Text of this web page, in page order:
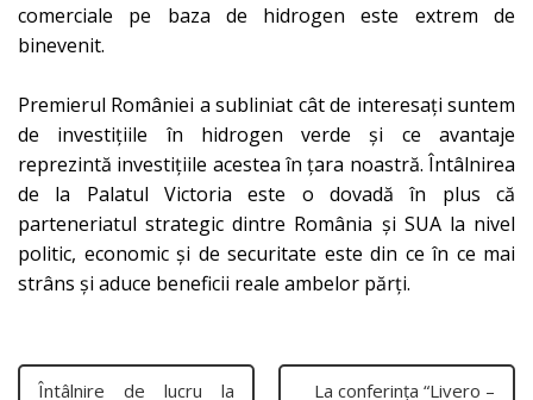
comerciale pe baza de hidrogen este extrem de
binevenit.
Premierul României a subliniat cât de interesați suntem
de investițiile în hidrogen verde și ce avantaje
reprezintă investițiile acestea în țara noastră. Întâlnirea
de la Palatul Victoria este o dovadă în plus că
parteneriatul strategic dintre România și SUA la nivel
politic, economic și de securitate este din ce în ce mai
strâns și aduce beneficii reale ambelor părți.
Întâlnire de lucru la La conferința “Livero –